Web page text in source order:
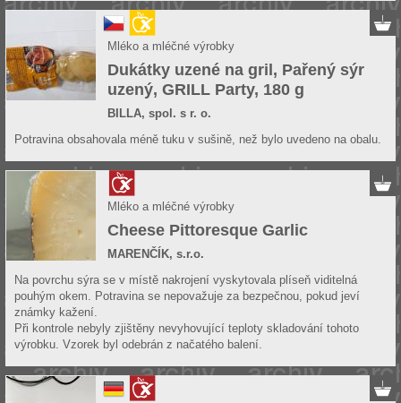
Mléko a mléčné výrobky
Dukátky uzené na gril, Pařený sýr
uzený, GRILL Party, 180 g
BILLA, spol. s r. o.
Potravina obsahovala méně tuku v sušině, než bylo uvedeno na obalu.
Mléko a mléčné výrobky
Cheese Pittoresque Garlic
MARENČÍK, s.r.o.
Na povrchu sýra se v místě nakrojení vyskytovala plíseň viditelná
pouhým okem. Potravina se nepovažuje za bezpečnou, pokud jeví
známky kažení.
Při kontrole nebyly zjištěny nevyhovující teploty skladování tohoto
výrobku. Vzorek byl odebrán z načatého balení.